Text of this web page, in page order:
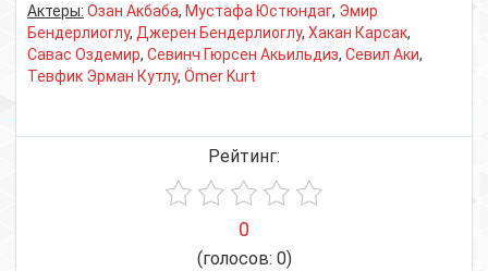
Актеры: Озан Акбаба, Мустафа Юстюндаг, Эмир
Бендерлиоглу, Джерен Бендерлиоглу, Хакан Карсак,
Савас Оздемир, Севинч Гюрсен Акьильдиз, Севил Аки,
Тевфик Эрман Кутлу, Ömer Kurt
Рейтинг:
0
(голосов: 0)